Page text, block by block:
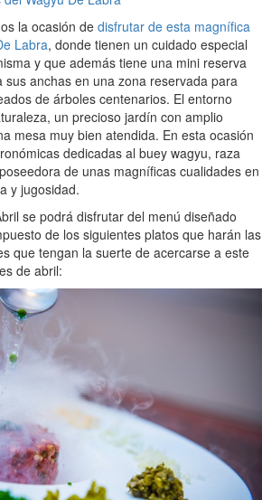
la ocasión de disfrutar de esta magnífica
Labra, donde tienen un cuidado especial
y que además tiene una mini reserva
anchas en una zona reservada para
de árboles centenarios. El entorno
un precioso jardín con amplio
mesa muy bien atendida. En esta ocasión
dedicadas al buey wagyu, raza
de unas magníficas cualidades en
y jugosidad.
se podrá disfrutar del menú diseñado
de los siguientes platos que harán las
que tengan la suerte de acercarse a este
de abril: